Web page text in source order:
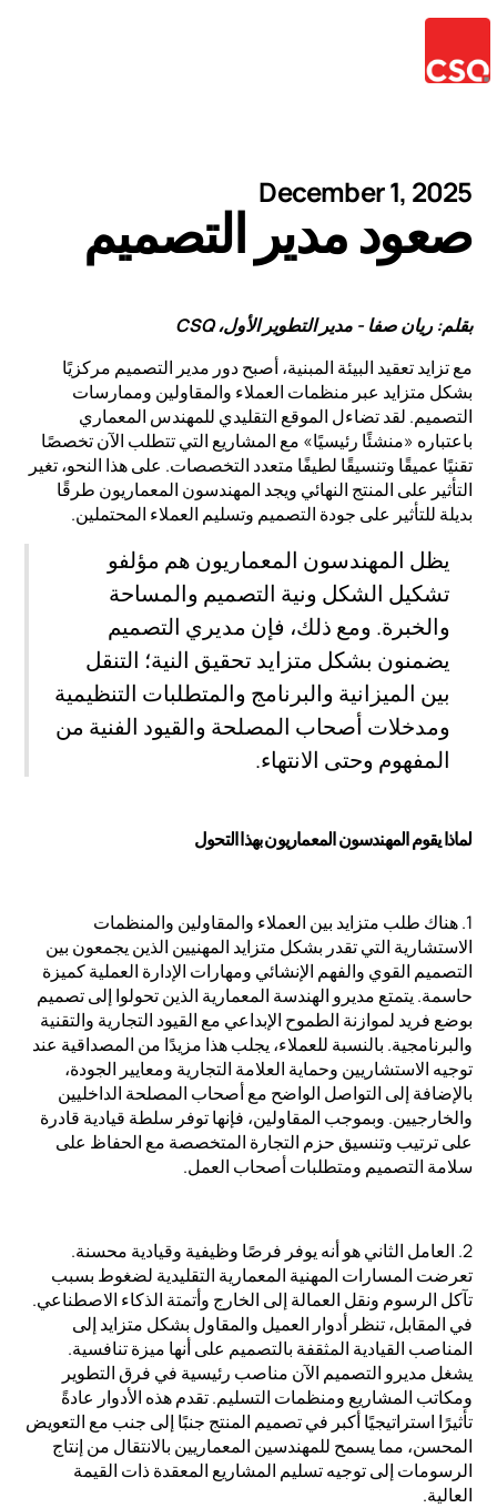
December 1, 2025
صعود مدير التصميم
بقلم: ريان صفا - مدير التطوير الأول، CSQ
مع تزايد تعقيد البيئة المبنية، أصبح دور مدير التصميم مركزيًا
بشكل متزايد عبر منظمات العملاء والمقاولين وممارسات
التصميم. لقد تضاءل الموقع التقليدي للمهندس المعماري
باعتباره «منشئًا رئيسيًا» مع المشاريع التي تتطلب الآن تخصصًا
تقنيًا عميقًا وتنسيقًا لطيفًا متعدد التخصصات. على هذا النحو، تغير
التأثير على المنتج النهائي ويجد المهندسون المعماريون طرقًا
بديلة للتأثير على جودة التصميم وتسليم العملاء المحتملين.
يظل المهندسون المعماريون هم مؤلفو
تشكيل الشكل ونية التصميم والمساحة
والخبرة. ومع ذلك، فإن مديري التصميم
يضمنون بشكل متزايد تحقيق النية؛ التنقل
بين الميزانية والبرنامج والمتطلبات التنظيمية
ومدخلات أصحاب المصلحة والقيود الفنية من
المفهوم وحتى الانتهاء.
لماذا يقوم المهندسون المعماريون بهذا التحول
1. هناك طلب متزايد بين العملاء والمقاولين والمنظمات
الاستشارية التي تقدر بشكل متزايد المهنيين الذين يجمعون بين
التصميم القوي والفهم الإنشائي ومهارات الإدارة العملية كميزة
حاسمة. يتمتع مديرو الهندسة المعمارية الذين تحولوا إلى تصميم
بوضع فريد لموازنة الطموح الإبداعي مع القيود التجارية والتقنية
والبرنامجية. بالنسبة للعملاء، يجلب هذا مزيدًا من المصداقية عند
توجيه الاستشاريين وحماية العلامة التجارية ومعايير الجودة،
بالإضافة إلى التواصل الواضح مع أصحاب المصلحة الداخليين
والخارجيين. وبموجب المقاولين، فإنها توفر سلطة قيادية قادرة
على ترتيب وتنسيق حزم التجارة المتخصصة مع الحفاظ على
سلامة التصميم ومتطلبات أصحاب العمل.
2. العامل الثاني هو أنه يوفر فرصًا وظيفية وقيادية محسنة.
تعرضت المسارات المهنية المعمارية التقليدية لضغوط بسبب
تآكل الرسوم ونقل العمالة إلى الخارج وأتمتة الذكاء الاصطناعي.
في المقابل، تنظر أدوار العميل والمقاول بشكل متزايد إلى
المناصب القيادية المثقفة بالتصميم على أنها ميزة تنافسية.
يشغل مديرو التصميم الآن مناصب رئيسية في فرق التطوير
ومكاتب المشاريع ومنظمات التسليم. تقدم هذه الأدوار عادةً
تأثيرًا استراتيجيًا أكبر في تصميم المنتج جنبًا إلى جنب مع التعويض
المحسن، مما يسمح للمهندسين المعماريين بالانتقال من إنتاج
الرسومات إلى توجيه تسليم المشاريع المعقدة ذات القيمة
العالية.